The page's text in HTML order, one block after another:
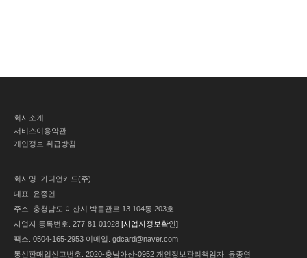
회사소개
서비스이용약관
개인정보 취급방침
회사명.
가디언카드(주)
대표.
윤종연
주소.
충청남도 아산시 박물관로 13 104동 203호
사업자 등록번호. 277-81-01928 [사업자정보확인]
팩스. 0504-165-2953 이메일. gdcard@naver.com
통신판매업신고번호. 2020-충남아산-0952 개인정보관리책임자. 윤종연